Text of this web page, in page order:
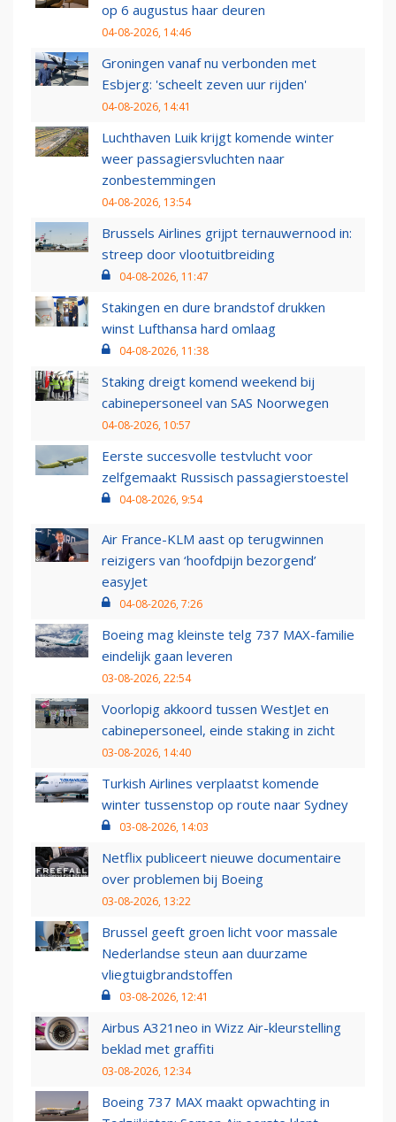
op 6 augustus haar deuren
04-08-2026, 14:46
Groningen vanaf nu verbonden met
Esbjerg: 'scheelt zeven uur rijden'
04-08-2026, 14:41
Luchthaven Luik krijgt komende winter
weer passagiersvluchten naar
zonbestemmingen
04-08-2026, 13:54
Brussels Airlines grijpt ternauwernood in:
streep door vlootuitbreiding
04-08-2026, 11:47
Stakingen en dure brandstof drukken
winst Lufthansa hard omlaag
04-08-2026, 11:38
Staking dreigt komend weekend bij
cabinepersoneel van SAS Noorwegen
04-08-2026, 10:57
Eerste succesvolle testvlucht voor
zelfgemaakt Russisch passagierstoestel
04-08-2026, 9:54
Air France-KLM aast op terugwinnen
reizigers van ‘hoofdpijn bezorgend’
easyJet
04-08-2026, 7:26
Boeing mag kleinste telg 737 MAX-familie
eindelijk gaan leveren
03-08-2026, 22:54
Voorlopig akkoord tussen WestJet en
cabinepersoneel, einde staking in zicht
03-08-2026, 14:40
Turkish Airlines verplaatst komende
winter tussenstop op route naar Sydney
03-08-2026, 14:03
Netflix publiceert nieuwe documentaire
over problemen bij Boeing
03-08-2026, 13:22
Brussel geeft groen licht voor massale
Nederlandse steun aan duurzame
vliegtuigbrandstoffen
03-08-2026, 12:41
Airbus A321neo in Wizz Air-kleurstelling
beklad met graffiti
03-08-2026, 12:34
Boeing 737 MAX maakt opwachting in